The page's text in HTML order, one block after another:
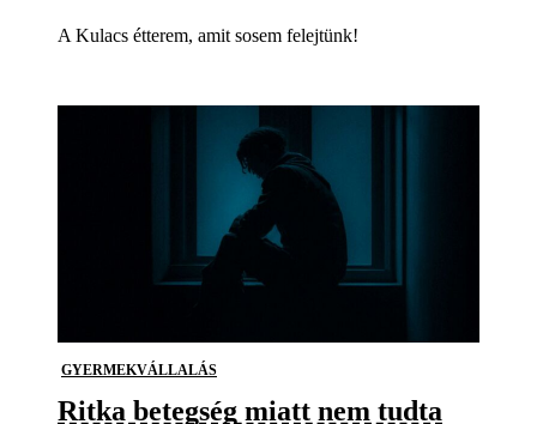
A Kulacs étterem, amit sosem felejtünk!
GYERMEKVÁLLALÁS
Ritka betegség miatt nem tudta